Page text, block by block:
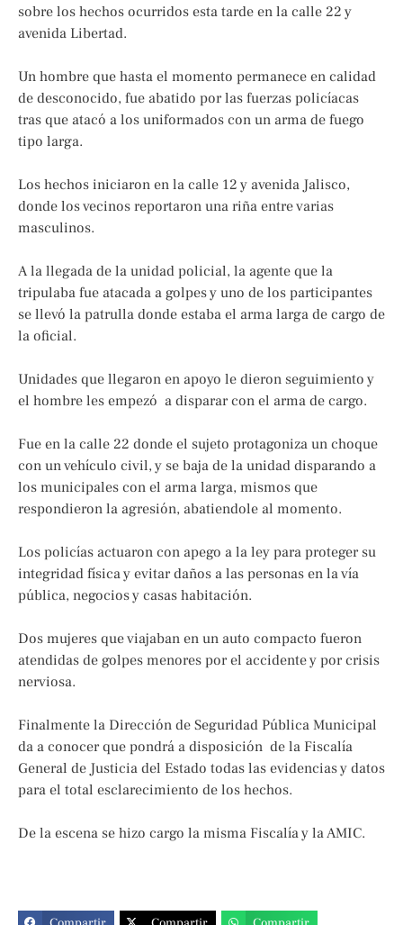
sobre los hechos ocurridos esta tarde en la calle 22 y
avenida Libertad.
Un hombre que hasta el momento permanece en calidad
de desconocido, fue abatido por las fuerzas policíacas
tras que atacó a los uniformados con un arma de fuego
tipo larga.
Los hechos iniciaron en la calle 12 y avenida Jalisco,
donde los vecinos reportaron una riña entre varias
masculinos.
A la llegada de la unidad policial, la agente que la
tripulaba fue atacada a golpes y uno de los participantes
se llevó la patrulla donde estaba el arma larga de cargo de
la oficial.
Unidades que llegaron en apoyo le dieron seguimiento y
el hombre les empezó a disparar con el arma de cargo.
Fue en la calle 22 donde el sujeto protagoniza un choque
con un vehículo civil, y se baja de la unidad disparando a
los municipales con el arma larga, mismos que
respondieron la agresión, abatiendole al momento.
Los policías actuaron con apego a la ley para proteger su
integridad física y evitar daños a las personas en la vía
pública, negocios y casas habitación.
Dos mujeres que viajaban en un auto compacto fueron
atendidas de golpes menores por el accidente y por crisis
nerviosa.
Finalmente la Dirección de Seguridad Pública Municipal
da a conocer que pondrá a disposición de la Fiscalía
General de Justicia del Estado todas las evidencias y datos
para el total esclarecimiento de los hechos.
De la escena se hizo cargo la misma Fiscalía y la AMIC.